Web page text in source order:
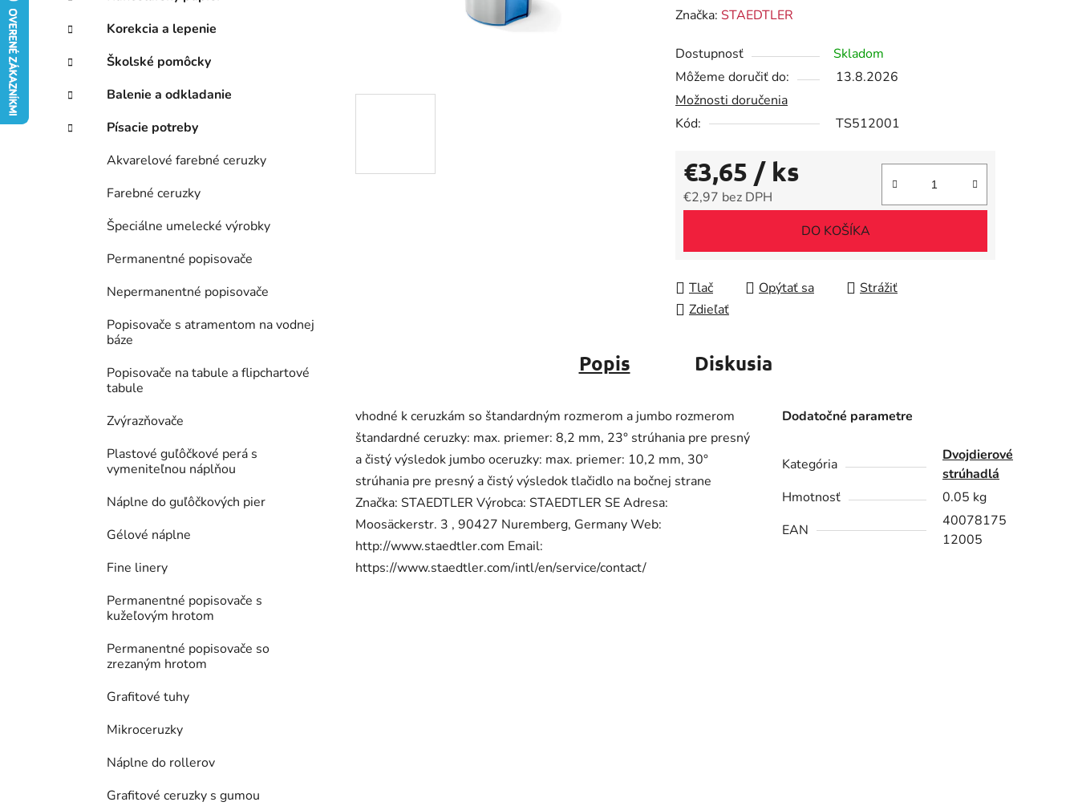
e
l
Korekcia a lepenie
Školské pomôcky
Balenie a odkladanie
Písacie potreby
Akvarelové farebné ceruzky
Farebné ceruzky
Špeciálne umelecké výrobky
Permanentné popisovače
Nepermanentné popisovače
Popisovače s atramentom na vodnej
báze
Popisovače na tabule a flipchartové
tabule
Zvýrazňovače
Plastové guľôčkové perá s
vymeniteľnou náplňou
Náplne do guľôčkových pier
Gélové náplne
Fine linery
Permanentné popisovače s
kužeľovým hrotom
Permanentné popisovače so
zrezaným hrotom
Grafitové tuhy
Mikroceruzky
Náplne do rollerov
Grafitové ceruzky s gumou
hodnotenie
je
0,0
z
5
Značka: STAEDTLER
Dostupnosť
Skladom
Môžeme doručiť do:
13.8.2026
Možnosti doručenia
Kód:
TS512001
€3,65 / ks
€2,97 bez DPH
DO KOŠÍKA
Tlač Opýtať sa
Strážiť
Zdieľať
Popis Diskusia
vhodné k ceruzkám so štandardným rozmerom a jumbo rozmerom
štandardné ceruzky: max. priemer: 8,2 mm, 23° strúhania pre presný
a čistý výsledok jumbo oceruzky: max. priemer: 10,2 mm, 30°
strúhania pre presný a čistý výsledok tlačidlo na bočnej strane
Značka: STAEDTLER Výrobca: STAEDTLER SE Adresa:
Moosäckerstr. 3 , 90427 Nuremberg, Germany Web:
http://www.staedtler.com Email:
https://www.staedtler.com/intl/en/service/contact/
Dodatočné parametre
Kategória
Dvojdierové
strúhadlá
Hmotnosť
0.05 kg
EAN
40078175
12005